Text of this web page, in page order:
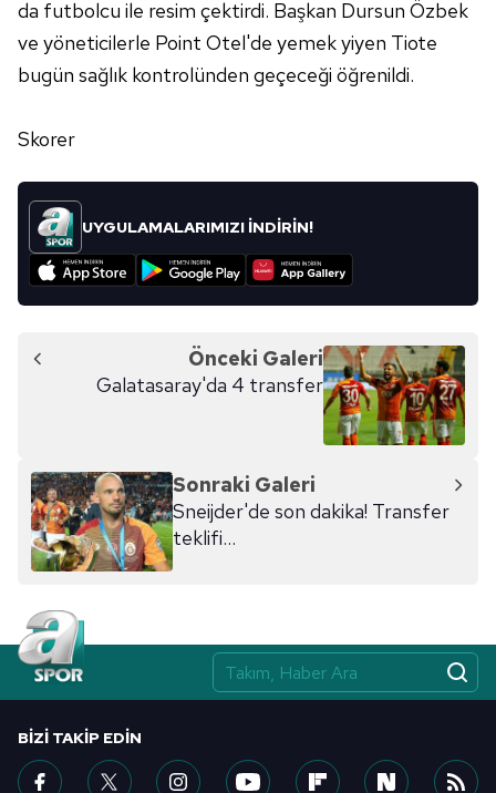
da futbolcu ile resim çektirdi. Başkan Dursun Özbek
ve yöneticilerle Point Otel'de yemek yiyen Tiote
bugün sağlık kontrolünden geçeceği öğrenildi.
Skorer
UYGULAMALARIMIZI İNDİRİN!
Önceki Galeri
Galatasaray'da 4 transfer
Sonraki Galeri
Sneijder'de son dakika! Transfer
teklifi...
BIZI TAKIP EDIN